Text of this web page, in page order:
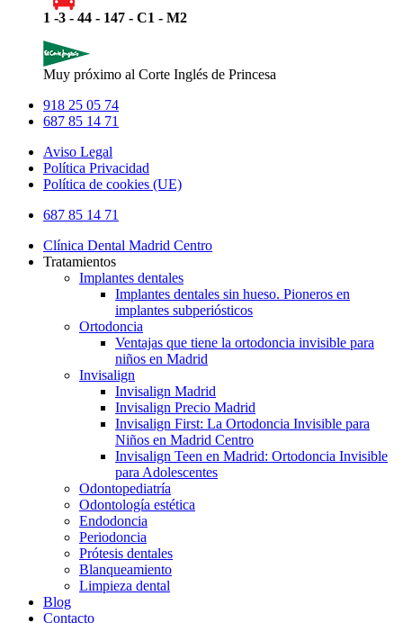
1 -3 - 44 - 147 - C1 - M2
Muy próximo al Corte Inglés de Princesa
918 25 05 74
687 85 14 71
Aviso Legal
Política Privacidad
Política de cookies (UE)
Close
687 85 14 71
Clínica Dental Madrid Centro
Tratamientos
Implantes dentales
Implantes dentales sin hueso. Pioneros en
implantes subperiósticos
Ortodoncia
Ventajas que tiene la ortodoncia invisible para
niños en Madrid
Invisalign
Invisalign Madrid
Invisalign Precio Madrid
Invisalign First: La Ortodoncia Invisible para
Niños en Madrid Centro
Invisalign Teen en Madrid: Ortodoncia Invisible
para Adolescentes
Odontopediatría
Odontología estética
Endodoncia
Periodoncia
Prótesis dentales
Blanqueamiento
Limpieza dental
Blog
Contacto